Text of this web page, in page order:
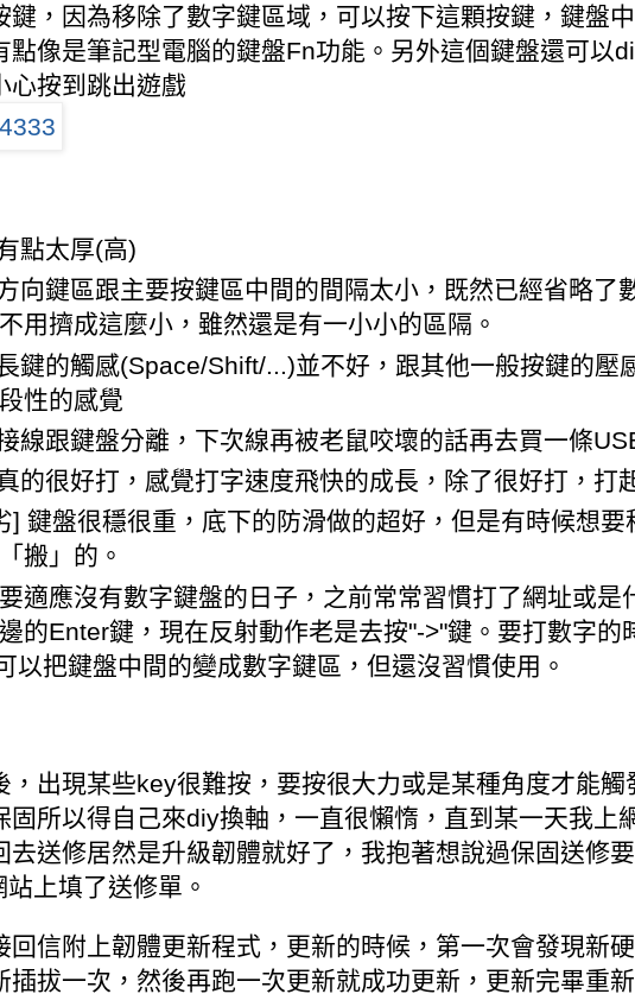
鍵，因為移除了數字鍵區域，可以按下這顆按鍵，鍵盤
點像是筆記型電腦的鍵盤Fn功能。另外這個鍵盤還可以
心按到跳出遊戲
點太厚(高)
向鍵區跟主要按鍵區中間的間隔太小，既然已經省略了
用擠成這麼小，雖然還是有一小小的區隔。
鍵的觸感(Space/Shift/...)並不好，跟其他一般按鍵的壓
性的感覺
線跟鍵盤分離，下次線再被老鼠咬壞的話再去買一條
的很好打，感覺打字速度飛快的成長，除了很好打，打
] 鍵盤很穩很重，底下的防滑做的超好，但是有時候想要
搬」的。
適應沒有數字鍵盤的日子，之前常常習慣打了網址或是
的Enter鍵，現在反射動作老是去按"->"鍵。要打數字的
以把鍵盤中間的變成數字鍵區，但還沒習慣使用。
，出現某些key很難按，要按很大力或是某種角度才能
固所以得自己來diy換軸，一直很懶惰，直到某一天我上
去送修居然是升級韌體就好了，我抱著想說過保固送修
上填了送修單。
回信附上韌體更新程式，更新的時候，第一次會發現新
插拔一次，然後再跑一次更新就成功更新，更新完畢重